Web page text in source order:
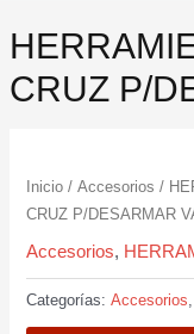
CRUZ P/
Inicio /Accesorios /
CRUZ P/DESARMAR
Accesorios,
Categorías:Accesorios,